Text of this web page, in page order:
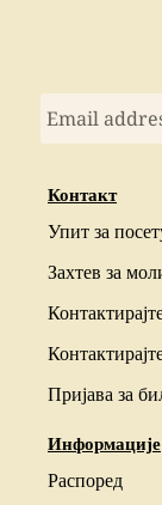
Контакт
Упит за
Захтев за
Пријава за
Информације
Распоред